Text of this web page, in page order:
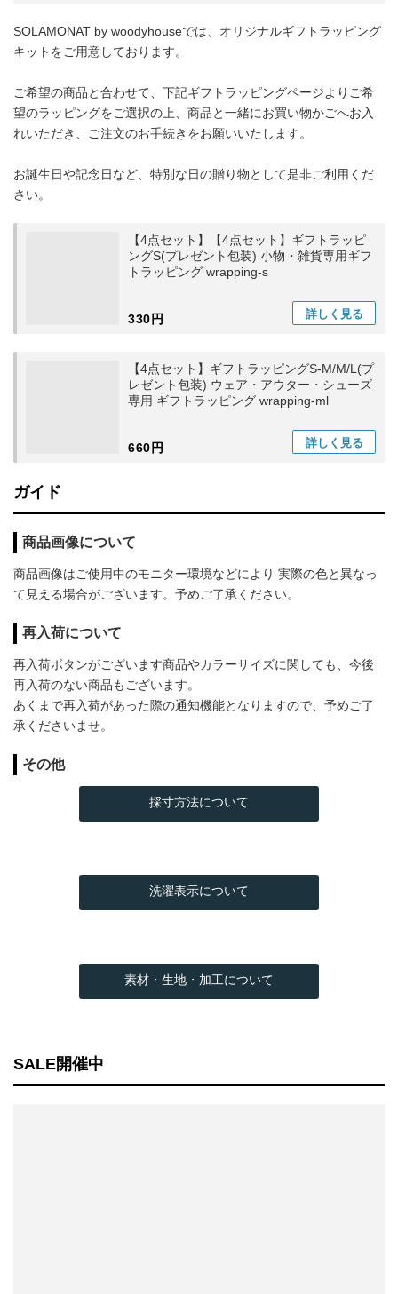
SOLAMONAT by woodyhouseでは、オリジナルギフトラッピング
キットをご用意しております。
ご希望の商品と合わせて、下記ギフトラッピングページよりご希
望のラッピングをご選択の上、商品と一緒にお買い物かごへお入
れいただき、ご注文のお手続きをお願いいたします。
お誕生日や記念日など、特別な日の贈り物として是非ご利用くだ
さい。
【4点セット】【4点セット】ギフトラッピ
ングS(プレゼント包装) 小物・雑貨専用ギフ
トラッピング wrapping-s
330円 詳しく 見る
【4点セット】ギフトラッピングS-M/M/L(プ
レゼント包装) ウェア・アウター・シューズ
専用 ギフトラッピング wrapping-ml
660円 詳しく 見る
ガイド
商品画像について
商品画像はご使用中のモニター環境などにより 実際の色と異なっ
て見える場合がございます。予めご了承ください。
再入荷について
再入荷ボタンがございます商品やカラーサイズに関しても、今後
再入荷のない商品もございます。
あくまで再入荷があった際の通知機能となりますので、予めご了
承くださいませ。
その他
採寸方法について
洗濯表示について
素材・生地・加工について
SALE開催中